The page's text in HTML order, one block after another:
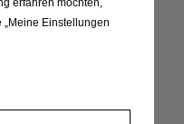
erfahren möchten,
Einstellungen